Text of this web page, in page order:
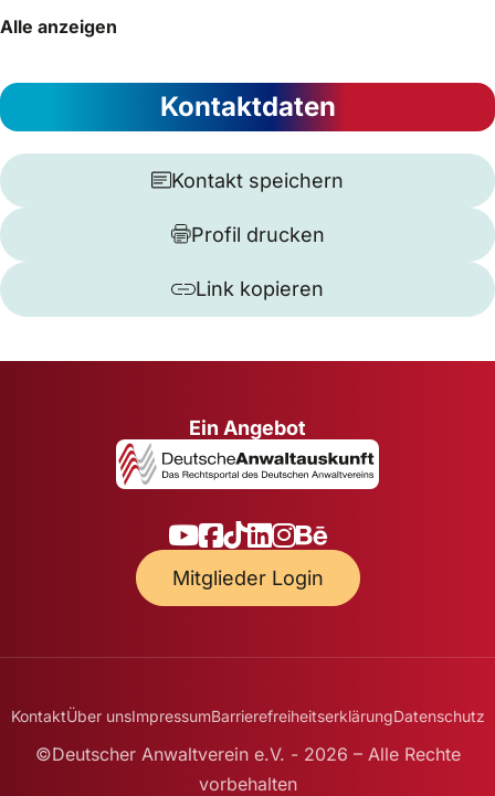
Alle anzeigen
Kontaktdaten
Kontakt speichern
Profil drucken
Link kopieren
Ein Angebot
Mitglieder Login
KontaktÜber unsImpressumBarrierefreiheitserklärungDatenschutz
©Deutscher Anwaltverein e.V. - 2026 – Alle Rechte
vorbehalten